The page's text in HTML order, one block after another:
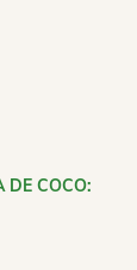
DE COCO: